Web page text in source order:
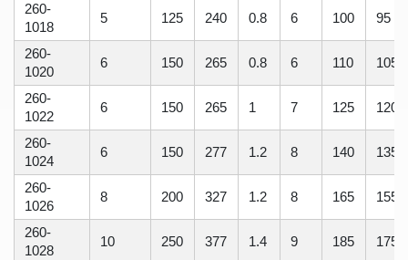
260-
1018
5 125 240 0.8 6 100 95
260-
1020
6 150 265 0.8 6 110 105
260-
1022
6 150 265 1 7 125 120
260-
1024
6 150 277 1.2 8 140 135
260-
1026
8 200 327 1.2 8 165 155
260-
1028
10 250 377 1.4 9 185 175